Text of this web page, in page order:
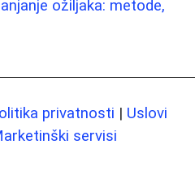
ožiljaka: metode,
privatnosti | Uslovi
servisi